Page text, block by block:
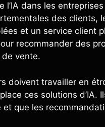
l’IA dans les
des clients,
et un service client
recommander des
vente.
doivent travailler en
ces solutions
que les